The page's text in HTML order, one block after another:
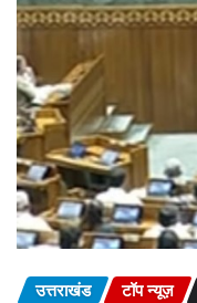
उत्तराखंड टॉप न्यूज़